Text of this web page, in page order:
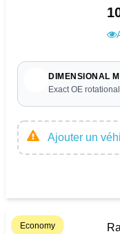
DIMENSIONAL
Exact OE
Ajouter un
Economy